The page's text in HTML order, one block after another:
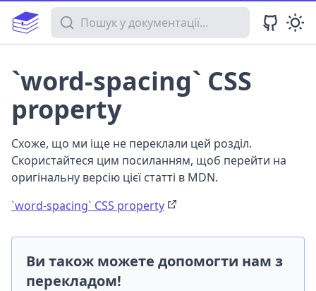
Пошук у документації
`word-spacing` CSS
property
Схоже, що ми іще не переклали цей розділ.
Скористайтеся цим посиланням, щоб перейти на
оригінальну версію цієї статті в MDN.
`word-spacing` CSS property
Ви також можете допомогти нам з
перекладом!